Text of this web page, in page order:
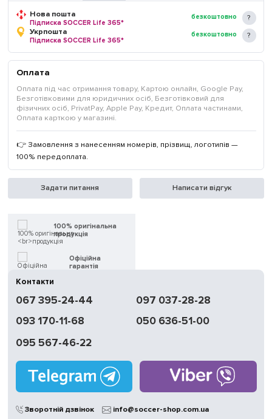
Нова пошта
Підписка SOCCER Life 365*
безкоштовно
Укрпошта
Підписка SOCCER Life 365*
безкоштовно
Оплата
Оплата під час отримання товару, Картою онлайн, Google Pay,
Безготівковими для юридичних осіб, Безготівковий для
фізичних осіб, PrivatPay, Apple Pay, Кредит, Оплата частинами,
Оплата карткою у магазині.
👉 Замовлення з нанесенням номерів, прізвищ, логотипів —
100% передоплата.
Задати питання Написати відгук
100% оригінальна
продукція
Офіційна
гарантія
доставка
Обмін | Повернення
без вихідних
у Києві
Контакти
067 395-24-44
097 037-28-28
093 170-11-68
050 636-51-00
095 567-46-22
Зворотній дзвінок
info@soccer-shop.com.ua